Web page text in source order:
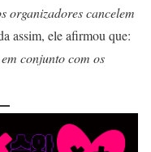
organizadores cancelem
assim, ele afirmou que:
conjunto com os